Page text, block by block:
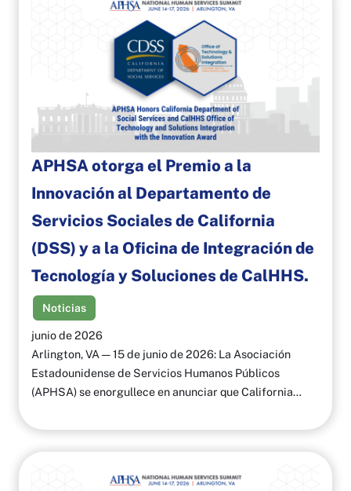
APHSA otorga el Premio a la
Innovación al Departamento de
Servicios Sociales de California
(DSS) y a la Oficina de Integración de
Tecnología y Soluciones de CalHHS.
Noticias
junio de 2026
Arlington, VA — 15 de junio de 2026: La Asociación
Estadounidense de Servicios Humanos Públicos
(APHSA) se enorgullece en anunciar que California…